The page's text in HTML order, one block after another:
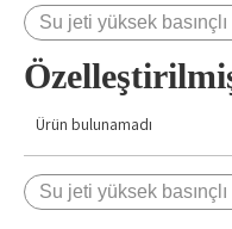
Su jeti yüksek
Ürün bulunamadı
Su jeti yüksek